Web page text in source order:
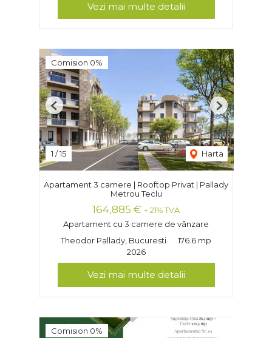
Vezi mai multe detalii
Comision 0%
1 /15 Harta
Previous Next
Apartament 3 camere | Rooftop Privat | Pallady
Metrou Teclu
164,885 € + 21% TVA
Apartament cu 3 camere de vânzare
Theodor Pallady, Bucuresti
176.6 mp
2026
Vezi mai multe detalii
Comision 0%